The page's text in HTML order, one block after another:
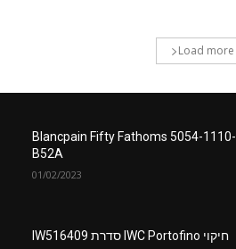
Load more
העתק Blancpain Fifty Fathoms 5054-1110-
B52A
01/02/2023
חיקוי IWC Portofino סדרת IW516409